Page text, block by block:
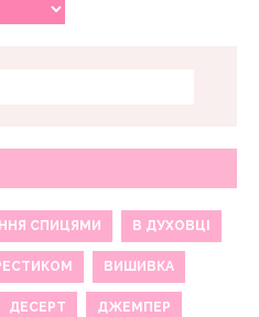
СПИЦЯМИ В ДУХОВЦІ
ВИШИВКА
ДЕСЕРТ ДЖЕМПЕР